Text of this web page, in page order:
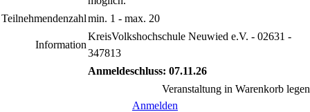
Teilnehmendenzahlmin. 1 - max. 20
Information
KreisVolkshochschule Neuwied e.V. - 02631 -
347813
Anmeldeschluss: 07.11.26
Veranstaltung in Warenkorb legen
Anmelden